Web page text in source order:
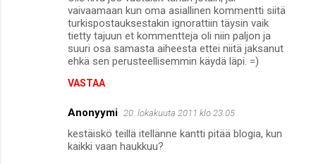
vaivaamaan kun oma asiallinen kommentti siitä
turkispostauksestakin ignorattiin täysin vaik
tietty tajuun et kommentteja oli niin paljon ja
suuri osa samasta aiheesta ettei niitä jaksanut
ehkä sen perusteellisemmin käydä läpi. =)
VASTAA
Anonyymi 20. lokakuuta 2011 klo 23.05
kestäiskö teillä itellänne kantti pitää blogia, kun
kaikki vaan haukkuu?